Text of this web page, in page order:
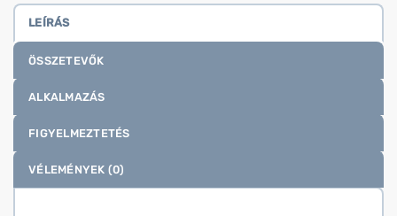
LEÍRÁS
ÖSSZETEVŐK
ALKALMAZÁS
FIGYELMEZTETÉS
VÉLEMÉNYEK (0)